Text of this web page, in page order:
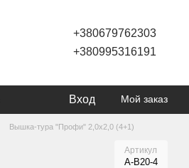
+380679762303
+380995316191
Вход Мой заказ
Вышка-тура "Профи" 2,0х2,0 (4+1)
Артикул
А-В20-4